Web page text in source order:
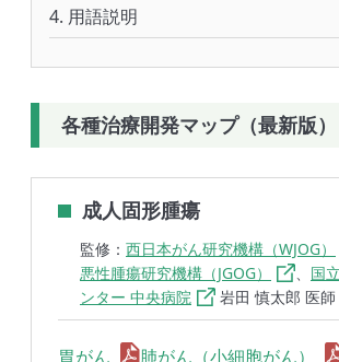
用語説明
各種治療開発マップ（最新版）
成人固形腫瘍
監修： 西日本がん研究機構（WJOG）
悪性腫瘍研究機構（JGOG）
、 国
ンター 中央病院
岩田 慎太郎 医師
胃がん
肺がん（小細胞がん）